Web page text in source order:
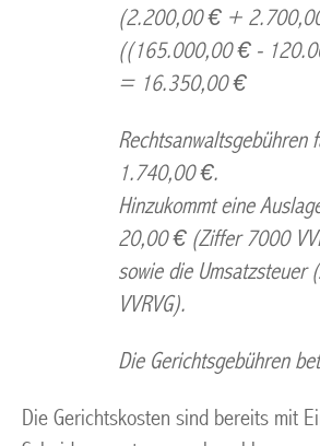
(2.200,00 € +
((165.000,00 € -
= 16.350,00 €
Rechtsanwaltsgebühren
1.740,00 €.
Hinzukommt eine
20,00 € (Ziffer 7000
sowie die Umsatzsteuer
VVRVG).
Die Gerichtsgebühren
Die Gerichtskosten sind bereits mit